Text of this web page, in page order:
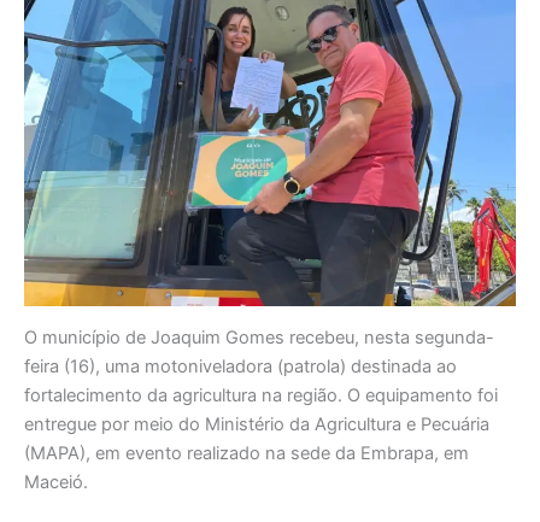
O município de Joaquim Gomes recebeu, nesta segunda-
feira (16), uma motoniveladora (patrola) destinada ao
fortalecimento da agricultura na região. O equipamento foi
entregue por meio do Ministério da Agricultura e Pecuária
(MAPA), em evento realizado na sede da Embrapa, em
Maceió.